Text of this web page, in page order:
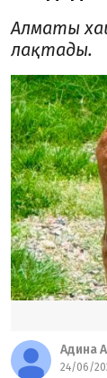
Алматы
лақтады.
Адина
24/06/